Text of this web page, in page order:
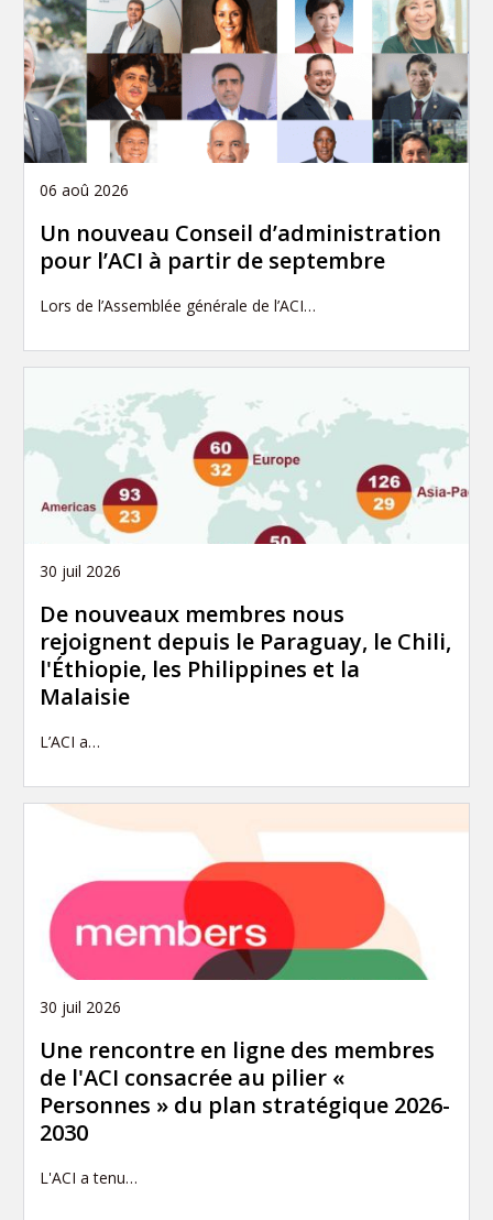
06 aoû 2026
Un nouveau Conseil d’administration
pour l’ACI à partir de septembre
Lors de l’Assemblée générale de l’ACI…
30 juil 2026
De nouveaux membres nous
rejoignent depuis le Paraguay, le Chili,
l'Éthiopie, les Philippines et la
Malaisie
L’ACI a…
30 juil 2026
Une rencontre en ligne des membres
de l'ACI consacrée au pilier «
Personnes » du plan stratégique 2026-
2030
L'ACI a tenu…